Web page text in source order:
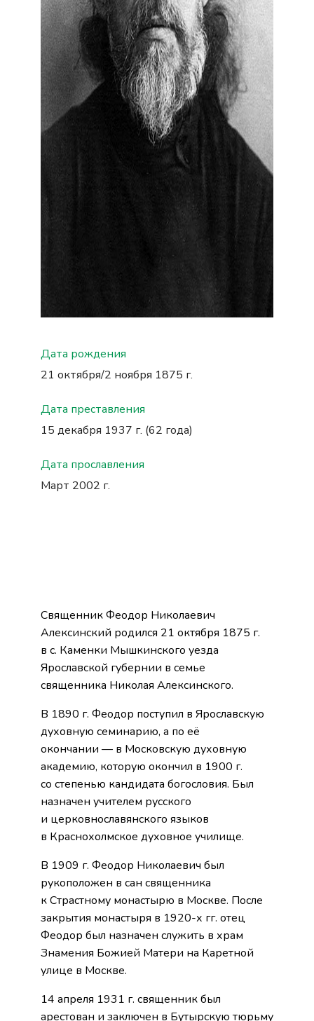
Дата рождения
21 октября/2 ноября 1875 г.
Дата преставления
15 декабря 1937 г. (62 года)
Дата прославления
Март 2002 г.
Священник Феодор Николаевич
Алексинский родился 21 октября 1875 г.
в с. Каменки Мышкинского уезда
Ярославской губернии в семье
священника Николая Алексинского.
В 1890 г. Феодор поступил в Ярославскую
духовную семинарию, а по её
окончании — в Московскую духовную
академию, которую окончил в 1900 г.
со степенью кандидата богословия. Был
назначен учителем русского
и церковнославянского языков
в Краснохолмское духовное училище.
В 1909 г. Феодор Николаевич был
рукоположен в сан священника
к Страстному монастырю в Москве. После
закрытия монастыря в 1920-х гг. отец
Феодор был назначен служить в храм
Знамения Божией Матери на Каретной
улице в Москве.
14 апреля 1931 г. священник был
арестован и заключен в Бутырскую тюрьму